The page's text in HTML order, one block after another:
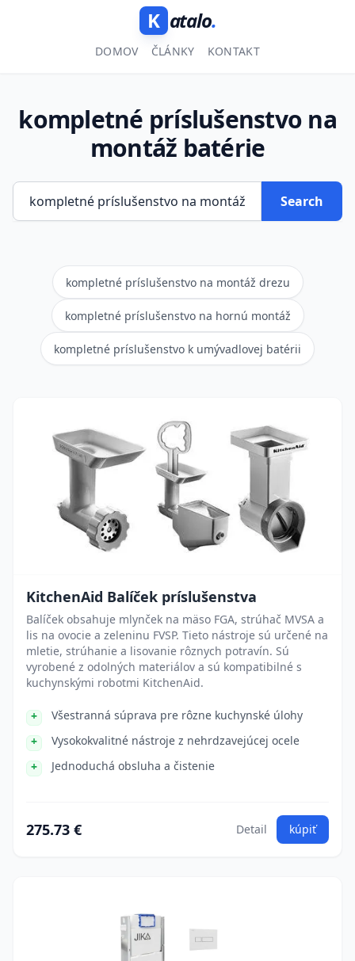
K atalo.
DOMOV ČLÁNKY KONTAKT
kompletné príslušenstvo na
montáž batérie
Search
kompletné príslušenstvo na montáž drezu
kompletné príslušenstvo na hornú montáž
kompletné príslušenstvo k umývadlovej batérii
KitchenAid Balíček príslušenstva
Balíček obsahuje mlynček na mäso FGA, strúhač MVSA a
lis na ovocie a zeleninu FVSP. Tieto nástroje sú určené na
mletie, strúhanie a lisovanie rôznych potravín. Sú
vyrobené z odolných materiálov a sú kompatibilné s
kuchynskými robotmi KitchenAid.
Všestranná súprava pre rôzne kuchynské úlohy
Vysokokvalitné nástroje z nehrdzavejúcej ocele
Jednoduchá obsluha a čistenie
275.73 € Detail kúpiť